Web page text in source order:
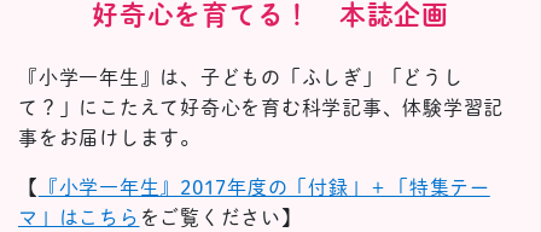
好奇心を育てる！ 本誌企画
『小学一年生』は、子どもの「ふしぎ」「どうし
て？」にこたえて好奇心を育む科学記事、体験学習記
事をお届けします。
【
『小学一年生』2017年度の「付録」＋「特集テー
マ」はこちら をご覧ください】